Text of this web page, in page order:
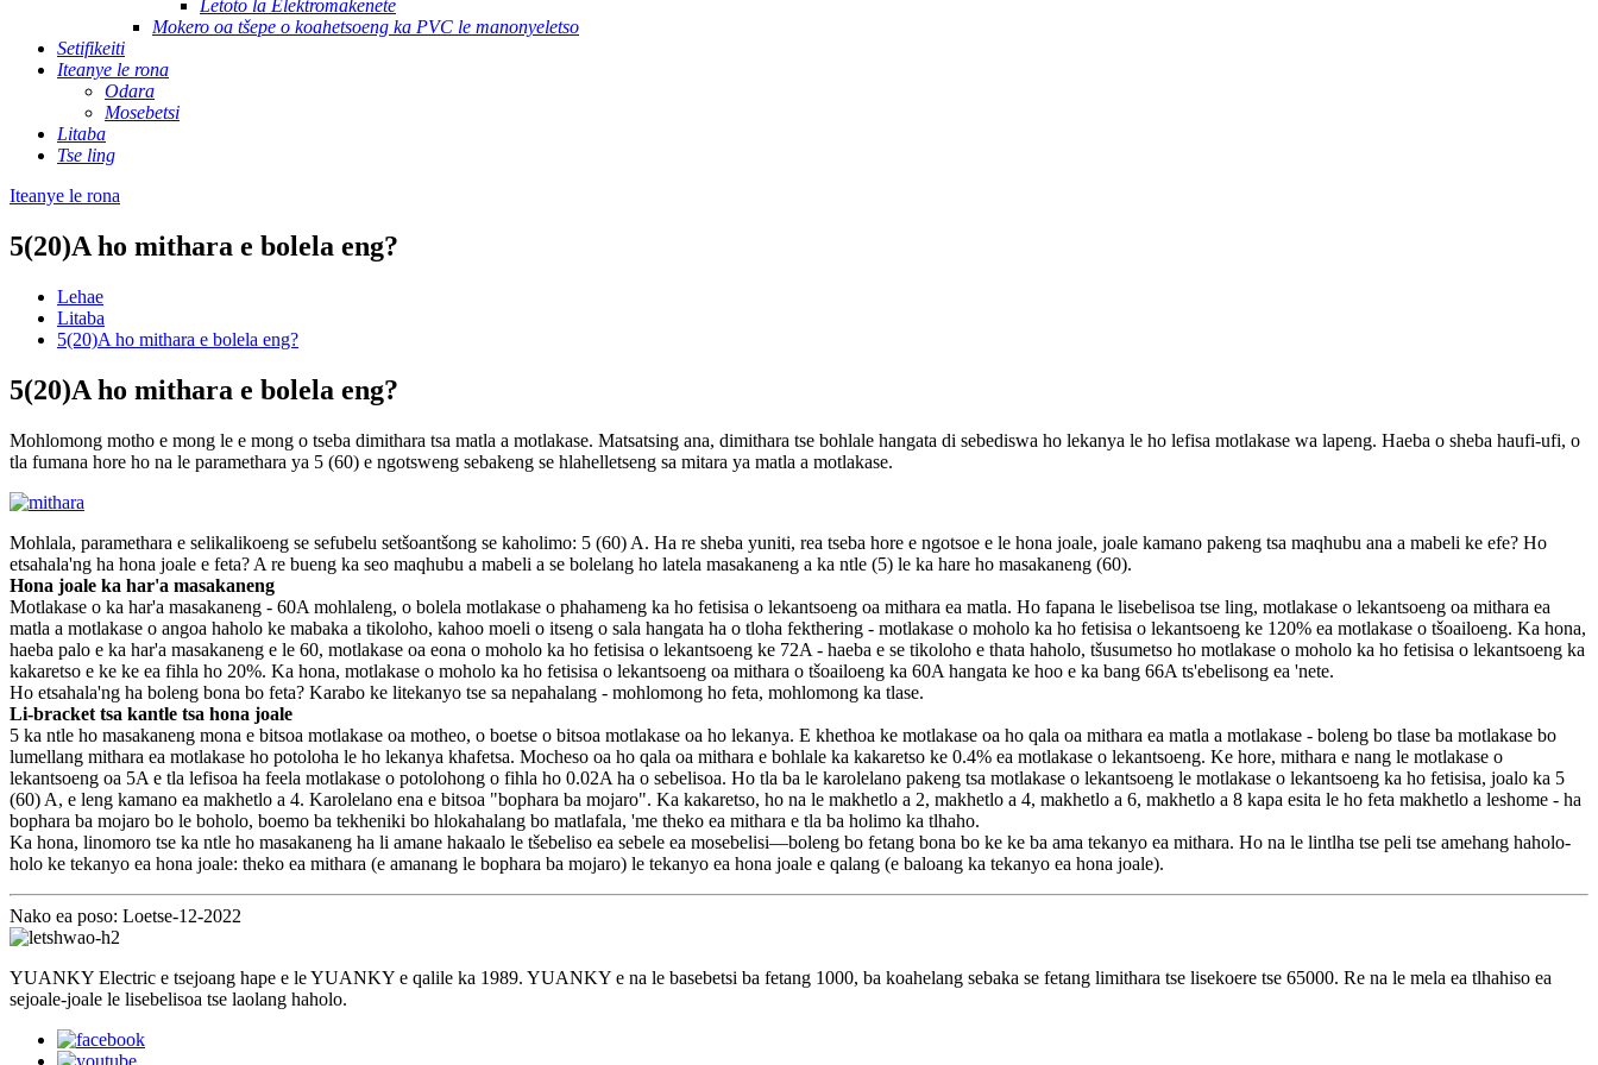
Letoto la Elektromakenete
Mokero oa tšepe o koahetsoeng ka PVC le manonyeletso
Setifikeiti
Iteanye le rona
Odara
Mosebetsi
Litaba
Tse ling
Iteanye le rona
5(20)A ho mithara e bolela eng?
Lehae
Litaba
5(20)A ho mithara e bolela eng?
5(20)A ho mithara e bolela eng?
Mohlomong motho e mong le e mong o tseba dimithara tsa matla a motlakase. Matsatsing ana, dimithara tse bohlale hangata di sebediswa ho lekanya le ho lefisa motlakase wa lapeng. Haeba o sheba haufi-ufi, o
tla fumana hore ho na le paramethara ya 5 (60) e ngotsweng sebakeng se hlahelletseng sa mitara ya matla a motlakase.
Mohlala, paramethara e selikalikoeng se sefubelu setšoantšong se kaholimo: 5 (60) A. Ha re sheba yuniti, rea tseba hore e ngotsoe e le hona joale, joale kamano pakeng tsa maqhubu ana a mabeli ke efe? Ho
etsahala'ng ha hona joale e feta? A re bueng ka seo maqhubu a mabeli a se bolelang ho latela masakaneng a ka ntle (5) le ka hare ho masakaneng (60).
Hona joale ka har'a masakaneng
Motlakase o ka har'a masakaneng - 60A mohlaleng, o bolela motlakase o phahameng ka ho fetisisa o lekantsoeng oa mithara ea matla. Ho fapana le lisebelisoa tse ling, motlakase o lekantsoeng oa mithara ea
matla a motlakase o angoa haholo ke mabaka a tikoloho, kahoo moeli o itseng o sala hangata ha o tloha fekthering - motlakase o moholo ka ho fetisisa o lekantsoeng ke 120% ea motlakase o tšoailoeng. Ka hona,
haeba palo e ka har'a masakaneng e le 60, motlakase oa eona o moholo ka ho fetisisa o lekantsoeng ke 72A - haeba e se tikoloho e thata haholo, tšusumetso ho motlakase o moholo ka ho fetisisa o lekantsoeng ka
kakaretso e ke ke ea fihla ho 20%. Ka hona, motlakase o moholo ka ho fetisisa o lekantsoeng oa mithara o tšoailoeng ka 60A hangata ke hoo e ka bang 66A ts'ebelisong ea 'nete.
Ho etsahala'ng ha boleng bona bo feta? Karabo ke litekanyo tse sa nepahalang - mohlomong ho feta, mohlomong ka tlase.
Li-bracket tsa kantle tsa hona joale
5 ka ntle ho masakaneng mona e bitsoa motlakase oa motheo, o boetse o bitsoa motlakase oa ho lekanya. E khethoa ke motlakase oa ho qala oa mithara ea matla a motlakase - boleng bo tlase ba motlakase bo
lumellang mithara ea motlakase ho potoloha le ho lekanya khafetsa. Mocheso oa ho qala oa mithara e bohlale ka kakaretso ke 0.4% ea motlakase o lekantsoeng. Ke hore, mithara e nang le motlakase o
lekantsoeng oa 5A e tla lefisoa ha feela motlakase o potolohong o fihla ho 0.02A ha o sebelisoa. Ho tla ba le karolelano pakeng tsa motlakase o lekantsoeng le motlakase o lekantsoeng ka ho fetisisa, joalo ka 5
(60) A, e leng kamano ea makhetlo a 4. Karolelano ena e bitsoa "bophara ba mojaro". Ka kakaretso, ho na le makhetlo a 2, makhetlo a 4, makhetlo a 6, makhetlo a 8 kapa esita le ho feta makhetlo a leshome - ha
bophara ba mojaro bo le boholo, boemo ba tekheniki bo hlokahalang bo matlafala, 'me theko ea mithara e tla ba holimo ka tlhaho.
Ka hona, linomoro tse ka ntle ho masakaneng ha li amane hakaalo le tšebeliso ea sebele ea mosebelisi—boleng bo fetang bona bo ke ke ba ama tekanyo ea mithara. Ho na le lintlha tse peli tse amehang haholo-
holo ke tekanyo ea hona joale: theko ea mithara (e amanang le bophara ba mojaro) le tekanyo ea hona joale e qalang (e baloang ka tekanyo ea hona joale).
Nako ea poso: Loetse-12-2022
YUANKY Electric e tsejoang hape e le YUANKY e qalile ka 1989. YUANKY e na le basebetsi ba fetang 1000, ba koahelang sebaka se fetang limithara tse lisekoere tse 65000. Re na le mela ea tlhahiso ea
sejoale-joale le lisebelisoa tse laolang haholo.